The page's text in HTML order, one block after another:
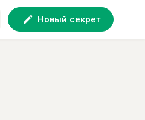
Новый секрет